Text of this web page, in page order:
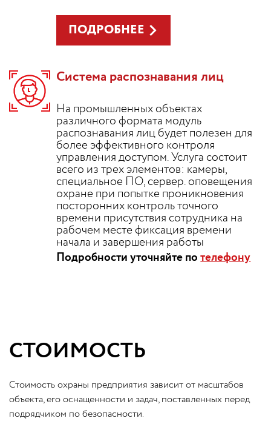
ПОДРОБНЕЕ
Система распознавания лиц
На промышленных объектах
различного формата модуль
распознавания лиц будет полезен для
более эффективного контроля
управления доступом. Услуга состоит
всего из трех элементов: камеры,
специальное ПО, сервер. оповещения
охране при попытке проникновения
посторонних контроль точного
времени присутствия сотрудника на
рабочем месте фиксация времени
начала и завершения работы
Подробности уточняйте потелефону
СТОИМОСТЬ
Стоимость охраны предприятия зависит от масштабов
объекта, его оснащенности и задач, поставленных перед
подрядчиком по безопасности.